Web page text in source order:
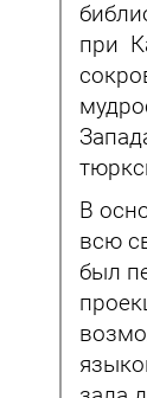
при
В
всю
был